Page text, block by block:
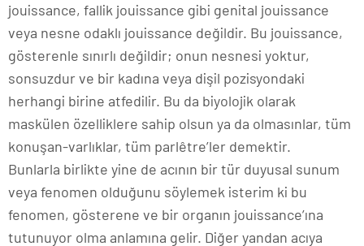
jouissance, fallik jouissance gibi genital jouissance
veya nesne odaklı jouissance değildir. Bu jouissance,
gösterenle sınırlı değildir; onun nesnesi yoktur,
sonsuzdur ve bir kadına veya dişil pozisyondaki
herhangi birine atfedilir. Bu da biyolojik olarak
maskülen özelliklere sahip olsun ya da olmasınlar, tüm
konuşan-varlıklar, tüm parlêtre’ler demektir.
Bunlarla birlikte yine de acının bir tür duyusal sunum
veya fenomen olduğunu söylemek isterim ki bu
fenomen, gösterene ve bir organın jouissance’ına
tutunuyor olma anlamına gelir. Diğer yandan acıya